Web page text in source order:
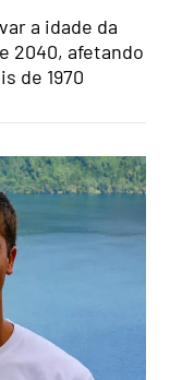
a idade da
2040, afetando
de 1970